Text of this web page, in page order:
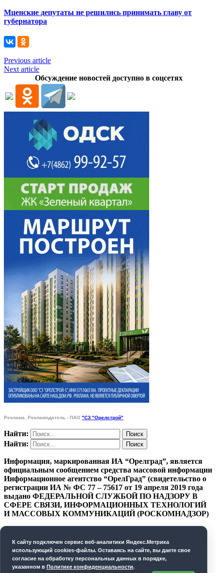
Мценские депутаты не решились принимать главу от
губернатора
Previous article
Next article
Обсуждение новостей доступно в соцсетях
Реклама. Рекламодатель - ПАО "СЗ "Орелстрой"
Найти:
Найти:
Информация, маркированная ИА “Орелград”, является
официальным сообщением средства массовой информации
Информационное агентство “ОрелГрад” (свидетельство о
регистрации ИА № ФС 77 – 75617 от 19 апреля 2019 года
выдано ФЕДЕРАЛЬНОЙ СЛУЖБОЙ ПО НАДЗОРУ В
СФЕРЕ СВЯЗИ, ИНФОРМАЦИОННЫХ ТЕХНОЛОГИЙ
И МАССОВЫХ КОММУНИКАЦИЙ (РОСКОМНАДЗОР)
СОГЛАСИЕ НА ОБРАБОТКУ ПЕРСОНАЛЬНЫХ
ДАННЫХ
К cайту подключен сервис веб-аналитики Яндекс.Метрика
использующий cookies-файлы. Оставаясь на сайте, вы даете свое
согласие на обработку персональных данных в порядке,
указанном в Политике конфиденциальности.